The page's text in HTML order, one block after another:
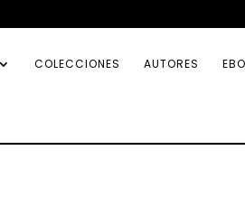
COLECCIONES AUTORES